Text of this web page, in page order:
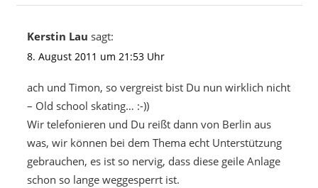
Kerstin Lau sagt:
8. August 2011 um 21:53 Uhr
ach und Timon, so vergreist bist Du nun wirklich nicht
– Old school skating… :-))
Wir telefonieren und Du reißt dann von Berlin aus
was, wir können bei dem Thema echt Unterstützung
gebrauchen, es ist so nervig, dass diese geile Anlage
schon so lange weggesperrt ist.